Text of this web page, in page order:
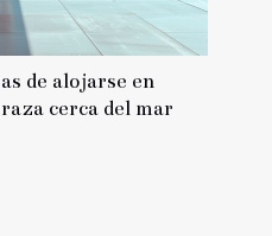
de alojarse en
cerca del mar